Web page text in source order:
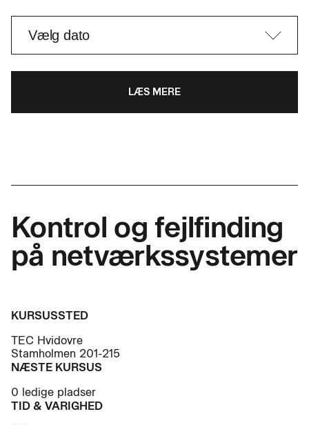
LÆS MERE
Kontrol og fejlfinding
på netværkssystemer
KURSUSSTED
TEC Hvidovre
Stamholmen 201-215
NÆSTE KURSUS
0 ledige pladser
TID & VARIGHED